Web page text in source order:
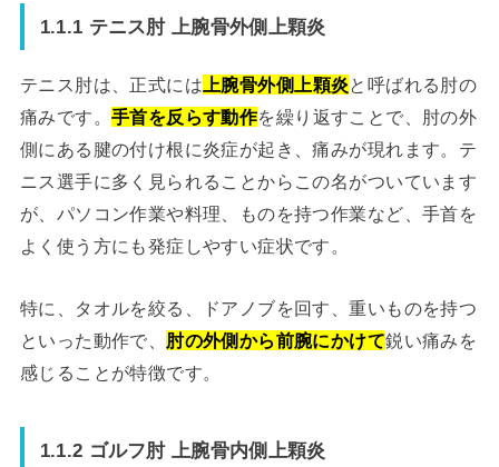
1.1.1 テニス肘 上腕骨外側上顆炎
テニス肘は、正式には 上腕骨外側上顆炎と呼ばれる肘の
痛みです。 手首を反らす動作を繰り返すことで、肘の外
側にある腱の付け根に炎症が起き、痛みが現れます。テ
ニス選手に多く見られることからこの名がついています
が、パソコン作業や料理、ものを持つ作業など、手首を
よく使う方にも発症しやすい症状です。
特に、タオルを絞る、ドアノブを回す、重いものを持つ
といった動作で、 肘の外側から前腕にかけて鋭い痛みを
感じることが特徴です。
1.1.2 ゴルフ肘 上腕骨内側上顆炎